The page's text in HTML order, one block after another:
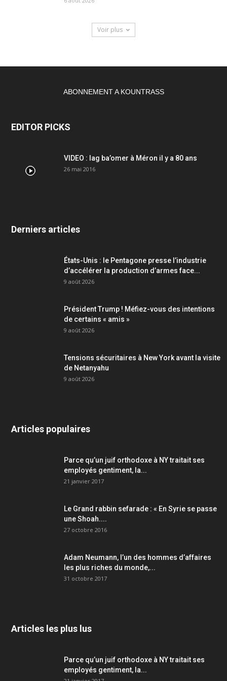
Voir plus
ABONNEMENT A KOUNTRASS
EDITOR PICKS
VIDEO : lag ba’omer à Méron il y a 80 ans
26 mai 2016
Derniers articles
États-Unis : le Pentagone presse l’industrie
d’accélérer la production d’armes face...
9 août 2026
Président Trump ! Méfiez-vous des intentions
de certains « amis »
9 août 2026
Tensions sécuritaires à New York avant la visite
de Netanyahu
9 août 2026
Articles populaires
Parce qu’un juif orthodoxe à NY traitait ses
employés gentiment, la...
21 janvier 2017
Le Grand rabbin sefarade : « En Syrie se passe
une Shoah....
27 octobre 2016
Adam Neumann, l’un des hommes d’affaires
les plus riches du monde,...
31 octobre 2017
Articles les plus lus
Parce qu’un juif orthodoxe à NY traitait ses
employés gentiment, la...